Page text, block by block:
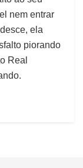
nem entrar
ela
piorando
Real